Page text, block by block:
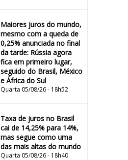
Maiores juros do mundo,
mesmo com a queda de
0,25% anunciada no final
da tarde: Rússia agora
fica em primeiro lugar,
seguido do Brasil, México
e África do Sul
Quarta 05/08/26 - 18h52
Taxa de juros no Brasil
cai de 14,25% para 14%,
mas segue como uma
das mais altas do mundo
Quarta 05/08/26 - 18h40